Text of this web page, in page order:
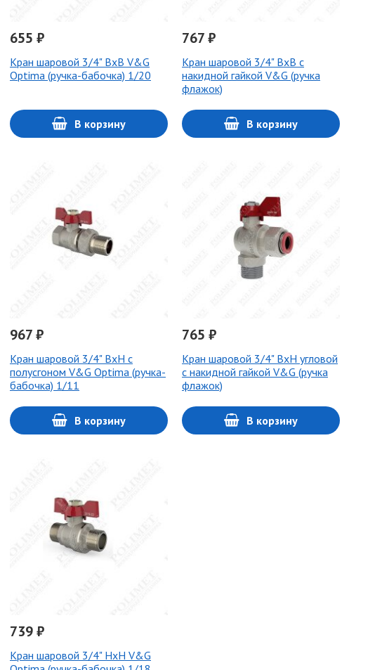
655 ₽
Кран шаровой 3/4" ВхВ V&G
Optima (ручка-бабочка) 1/20
В корзину
767 ₽
Кран шаровой 3/4" ВхВ с
накидной гайкой V&G (ручка
флажок)
В корзину
967 ₽
Кран шаровой 3/4" ВхН с
полусгоном V&G Optima (ручка-
бабочка) 1/11
В корзину
765 ₽
Кран шаровой 3/4" ВхН угловой
с накидной гайкой V&G (ручка
флажок)
В корзину
739 ₽
Кран шаровой 3/4" НхН V&G